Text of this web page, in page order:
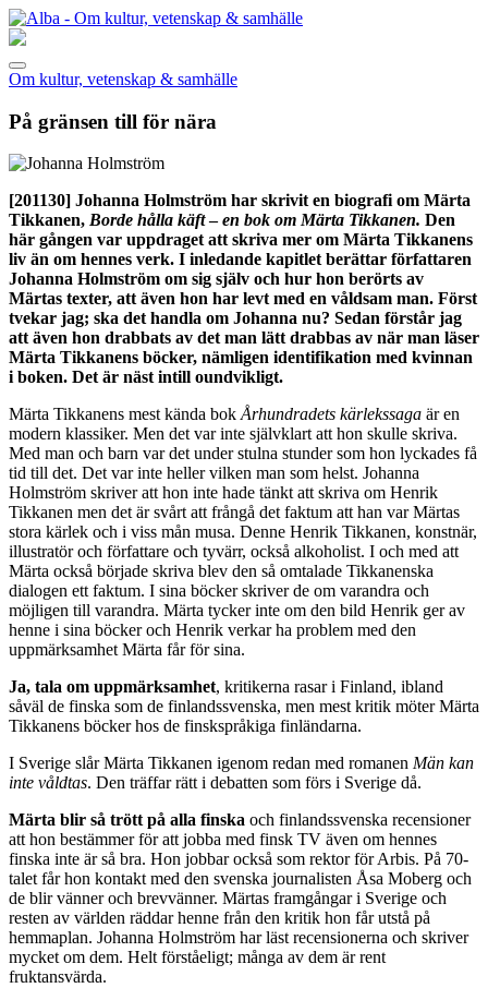
Om kultur, vetenskap & samhälle
På gränsen till för nära
[201130] Johanna Holmström har skrivit en biografi om Märta
Tikkanen, Borde hålla käft–en bok om Märta Tikkanen. Den
här gången var uppdraget att skriva mer om Märta Tikkanens
liv än om hennes verk. I inledande kapitlet berättar författaren
Johanna Holmström om sig själv och hur hon berörts av
Märtas texter, att även hon har levt med en våldsam man. Först
tvekar jag; ska det handla om Johanna nu? Sedan förstår jag
att även hon drabbats av det man lätt drabbas av när man läser
Märta Tikkanens böcker, nämligen identifikation med kvinnan
i boken. Det är näst intill oundvikligt.
Märta Tikkanens mest kända bokÅrhundradets kärlekssaga är en
modern klassiker. Men det var inte självklart att hon skulle skriva.
Med man och barn var det under stulna stunder som hon lyckades få
tid till det. Det var inte heller vilken man som helst. Johanna
Holmström skriver att hon inte hade tänkt att skriva om Henrik
Tikkanen men det är svårt att frångå det faktum att han var Märtas
stora kärlek och i viss mån musa. Denne Henrik Tikkanen, konstnär,
illustratör och författare och tyvärr, också alkoholist. I och med att
Märta också började skriva blev den så omtalade Tikkanenska
dialogen ett faktum. I sina böcker skriver de om varandra och
möjligen till varandra. Märta tycker inte om den bild Henrik ger av
henne i sina böcker och Henrik verkar ha problem med den
uppmärksamhet Märta får för sina.
Ja, tala om uppmärksamhet, kritikerna rasar i Finland, ibland
såväl de finska som de finlandssvenska, men mest kritik möter Märta
Tikkanens böcker hos de finskspråkiga finländarna.
I Sverige slår Märta Tikkanen igenom redan med romanen Män kan
inte våldtas. Den träffar rätt i debatten som förs i Sverige då.
Märta blir så trött på alla finska och finlandssvenska recensioner
att hon bestämmer för att jobba med finsk TV även om hennes
finska inte är så bra. Hon jobbar också som rektor för Arbis. På 70-
talet får hon kontakt med den svenska journalisten Åsa Moberg och
de blir vänner och brevvänner. Märtas framgångar i Sverige och
resten av världen räddar henne från den kritik hon får utstå på
hemmaplan. Johanna Holmström har läst recensionerna och skriver
mycket om dem. Helt förståeligt; många av dem är rent
fruktansvärda.